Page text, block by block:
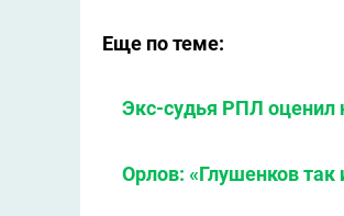
Еще по теме:
Экс-судья РПЛ оценил
Орлов: «Глушенков так